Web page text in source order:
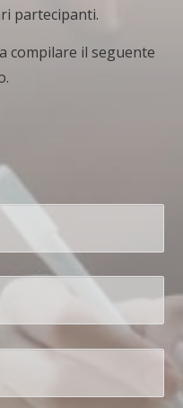
partecipanti.
compilare il seguente